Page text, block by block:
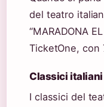
del teatro
“MARADONA
TicketOne, con
Classici italiani
I classici del